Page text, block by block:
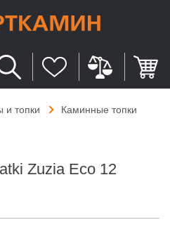
и топки
Каминные топки
Zuzia Eco 12